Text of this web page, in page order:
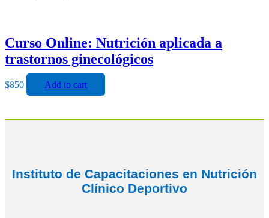
Curso Online: Nutrición aplicada a
trastornos ginecológicos
$850 Add to cart
Instituto de Capacitaciones en Nutrición
Clínico Deportivo